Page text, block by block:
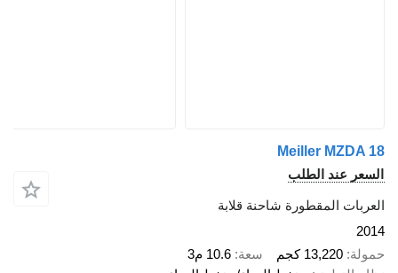
Meiller MZDA 18
السعر عند الطلب
العربات المقطورة شاحنة قلابة
2014
حمولة 13,220 كجم سعة 10.6 م3